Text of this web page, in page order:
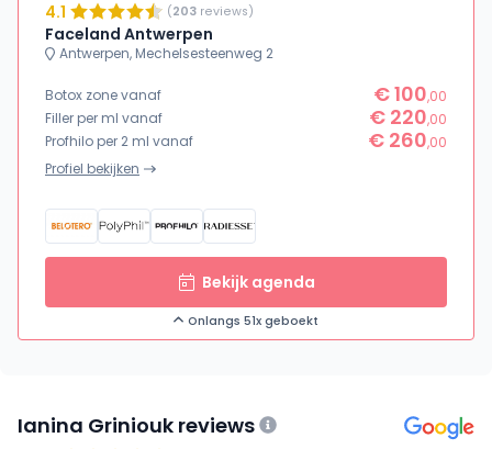
4.1 (203 reviews)
Faceland Antwerpen
Antwerpen, Mechelsesteenweg 2
Botox zone vanaf € 100,00
Filler per ml vanaf
€ 220,00
Profhilo per 2 ml vanaf
€ 260,00
Profiel bekijken
Bekijk agenda
Onlangs 51x geboekt
Ianina Griniouk reviews